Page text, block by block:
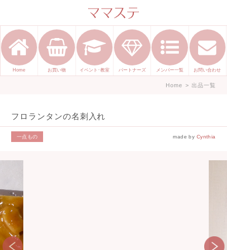
ママのかくれた才能発信します。
手づくり表現ステージ ママステ ハ
ンドメイド（手づくり）やスキル・
センスで表現したいママが集まって
Home お買い物 イベント･教室 パートナーズ メンバー一覧 お問い合わせ
Home > 出品一覧
フロランタンの名刺入れ
一点もの made by Cynthia